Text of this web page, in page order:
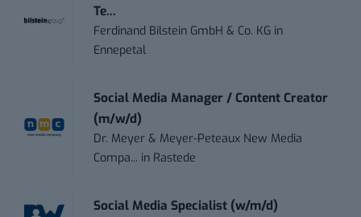
Te...
Ferdinand Bilstein GmbH & Co. KG in
Ennepetal
Social Media Manager / Content Creator
(m/w/d)
Dr. Meyer & Meyer-Peteaux New Media
Compa... in Rastede
Social Media Specialist (w/m/d)